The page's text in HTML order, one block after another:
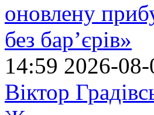
оновлену
без бар’єрів»
14:59 2026-08-
Віктор